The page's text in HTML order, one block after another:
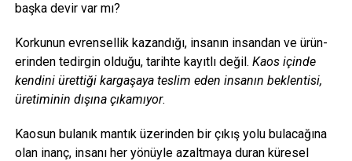
başka devir var mı?
Korkunun evrensellik kazandığı, insanın insandan ve ürün-
erinden tedirgin olduğu, tarihte kayıtlı değil. Kaos içinde
kendini ürettiği kargaşaya teslim eden insanın beklentisi,
üretiminin dışına çıkamıyor.
Kaosun bulanık mantık üzerinden bir çıkış yolu bulacağına
olan inanç, insanı her yönüyle azaltmaya duran küresel